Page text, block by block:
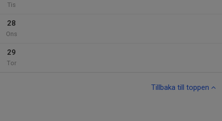
Tis
28
Ons
29
Tor
Tillbaka till toppen